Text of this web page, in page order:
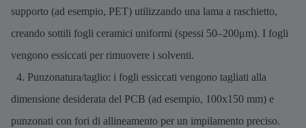
supporto (ad esempio, PET) utilizzando una lama a raschietto,
creando sottili fogli ceramici uniformi (spessi 50–200μm). I fogli
vengono essiccati per rimuovere i solventi.
4. Punzonatura/taglio: i fogli essiccati vengono tagliati alla
dimensione desiderata del PCB (ad esempio, 100x150 mm) e
punzonati con fori di allineamento per un impilamento preciso.